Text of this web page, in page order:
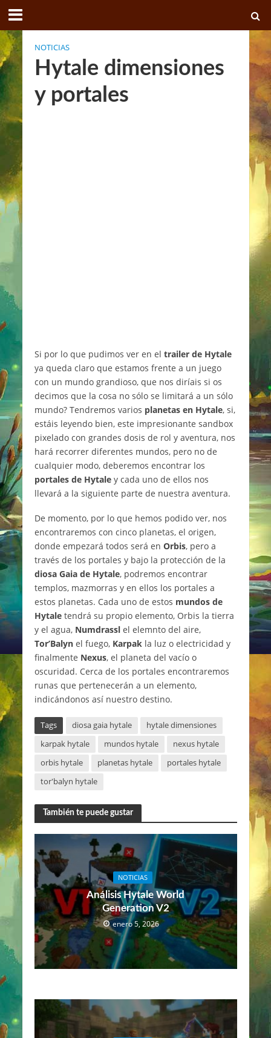
NOTICIAS
Hytale dimensiones
y portales
Si por lo que pudimos ver en el trailer de Hytale
ya queda claro que estamos frente a un juego
con un mundo grandioso, que nos diríais si os
decimos que la cosa no sólo se limitará a un sólo
mundo? Tendremos varios planetas en Hytale, si,
estáis leyendo bien, este impresionante sandbox
pixelado con grandes dosis de rol y aventura, nos
hará recorrer diferentes mundos, pero no de
cualquier modo, deberemos encontrar los
portales de Hytaley cada uno de ellos nos
llevará a la siguiente parte de nuestra aventura.
De momento, por lo que hemos podido ver, nos
encontraremos con cinco planetas, el origen,
donde empezará todos será en Orbis, pero a
través de los portales y bajo la protección de la
diosa Gaia de Hytale, podremos encontrar
templos, mazmorras y en ellos los portales a
estos planetas. Cada uno de estos mundos de
Hytaletendrá su propio elemento, Orbis la tierra
y el agua, Numdrasslel elemnto del aire,
Tor’Balynel fuego, Karpakla luz o electricidad y
finalmente Nexus, el planeta del vacío o
oscuridad. Cerca de los portales encontraremos
runas que pertenecerán a un elemento,
indicándonos así nuestro destino.
Tags diosa gaia hytale
hytale dimensiones
karpak hytale
mundos hytale
nexus hytale
orbis hytale
planetas hytale
portales hytale
tor'balyn hytale
También te puede gustar
NOTICIAS
Análisis Hytale World
Generation V2
enero 5, 2026